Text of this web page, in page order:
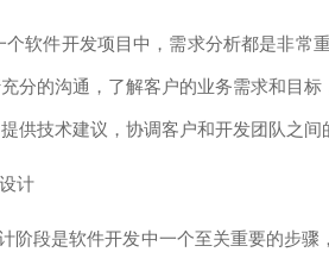
件开发项目中，需求分析都是非常重
分的沟通，了解客户的业务需求和目
供技术建议，协调客户和开发团队之间
计
段是软件开发中一个至关重要的步骤